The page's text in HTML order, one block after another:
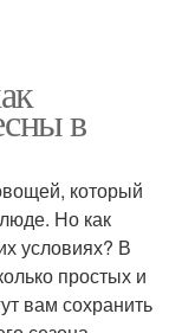
в
который
Но как
условиях? В
простых и
вам сохранить